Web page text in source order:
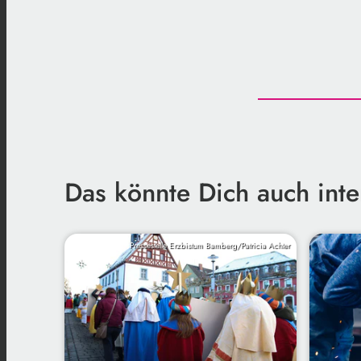
Das könnte Dich auch
Pressestelle Erzbistum Bamberg/Patricia Achter